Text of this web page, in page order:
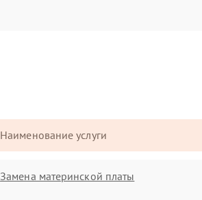
Наименование услуги
Замена материнской платы